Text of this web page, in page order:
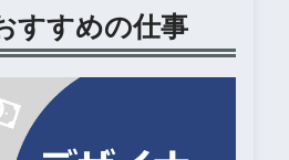
すすめの仕事